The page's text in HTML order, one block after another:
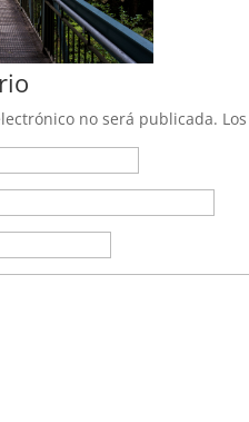
no será publicada.